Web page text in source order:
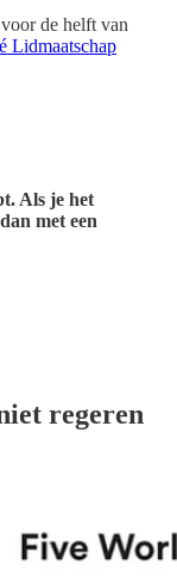
de helft van
Lidmaatschap
Als je het
met een
regeren